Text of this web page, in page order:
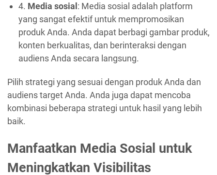
4. Media sosial : Media sosial adalah platform
yang sangat efektif untuk mempromosikan
produk Anda. Anda dapat berbagi gambar produk,
konten berkualitas, dan berinteraksi dengan
audiens Anda secara langsung.
Pilih strategi yang sesuai dengan produk Anda dan
audiens target Anda. Anda juga dapat mencoba
kombinasi beberapa strategi untuk hasil yang lebih
baik.
Manfaatkan Media Sosial untuk
Meningkatkan Visibilitas